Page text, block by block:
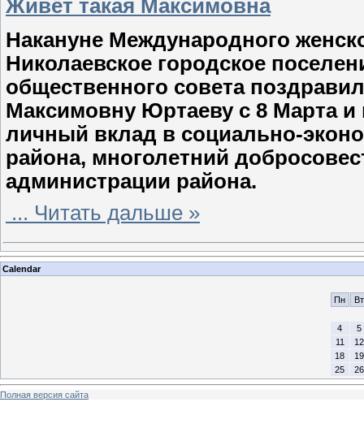
Живёт такая Максимовна
Накануне Международного
Николаевское городское
общественного совета
Максимовну Юртаеву с 8 Марта
личный вклад в социально-
района, многолетний
администрации района.
... Читать дальше »
Calendar
Пн Вт
4
5
11
12
18
19
25
26
Полная версия сайта